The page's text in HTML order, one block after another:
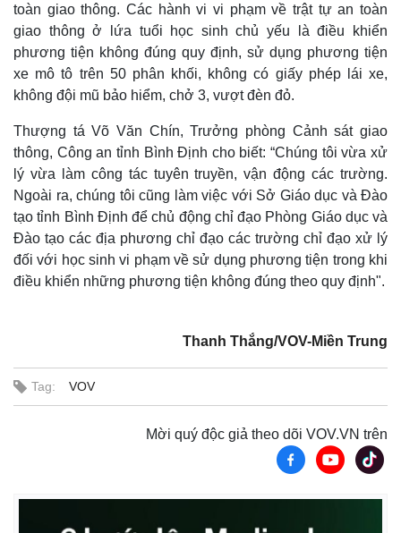
Quan sát
Cuộc sống đó đây
Ảnh
Infographic
toàn giao thông. Các hành vi vi phạm về trật tự an toàn
giao thông ở lứa tuổi học sinh chủ yếu là điều khiển
phương tiện không đúng quy định, sử dụng phương tiện
xe mô tô trên 50 phân khối, không có giấy phép lái xe,
không đội mũ bảo hiểm, chở 3, vượt đèn đỏ.
Thượng tá Võ Văn Chín, Trưởng phòng Cảnh sát giao
thông, Công an tỉnh Bình Định cho biết: “Chúng tôi vừa xử
lý vừa làm công tác tuyên truyền, vận động các trường.
Ngoài ra, chúng tôi cũng làm việc với Sở Giáo dục và Đào
tạo tỉnh Bình Định để chủ động chỉ đạo Phòng Giáo dục và
Đào tạo các địa phương chỉ đạo các trường chỉ đạo xử lý
đối với học sinh vi phạm về sử dụng phương tiện trong khi
điều khiển những phương tiện không đúng theo quy định".
Thanh Thắng/VOV-Miền Trung
Tag: VOV
Mời quý độc giả theo dõi VOV.VN trên